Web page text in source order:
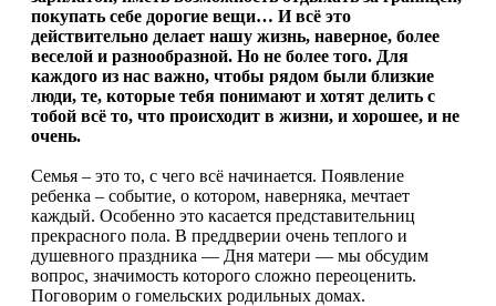
покупать себе дорогие вещи… И всё это
действительно делает нашу жизнь, наверное, более
веселой и разнообразной. Но не более того. Для
каждого из нас важно, чтобы рядом были близкие
люди, те, которые тебя понимают и хотят делить с
тобой всё то, что происходит в жизни, и хорошее, и не
очень.
Семья – это то, с чего всё начинается. Появление
ребенка – событие, о котором, наверняка, мечтает
каждый. Особенно это касается представительниц
прекрасного пола. В преддверии очень теплого и
душевного праздника — Дня матери — мы обсудим
вопрос, значимость которого сложно переоценить.
Поговорим о гомельских родильных домах.